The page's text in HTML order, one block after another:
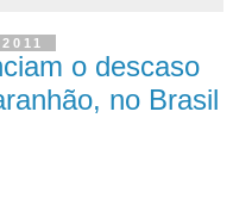
o descaso
no Brasil